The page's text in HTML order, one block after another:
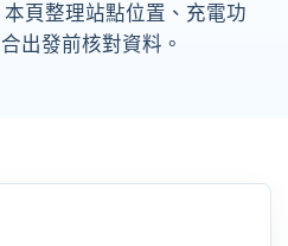
頁整理站點位置、充電功
出發前核對資料。